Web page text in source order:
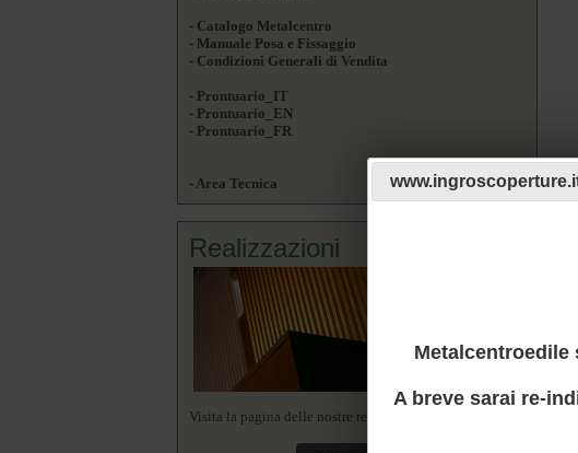
- Catalogo Metalcentro
- Manuale Posa e Fissaggio
- Condizioni Generali di Vendita
- Prontuario_IT
- Prontuario_EN
- Prontuario_FR
- Area Tecnica
Realizzazioni
Visita la pagina delle nostre realizzazioni.
Metalcentroedile
A breve sarai re-